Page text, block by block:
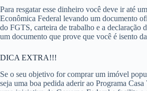
Para resgatar esse dinheiro você deve ir até
Econômica Federal levando um documento
do FGTS, carteira de trabalho e a declaração
um documento que prove que você é isento
DICA EXTRA!!!
Se o seu objetivo for comprar um imóvel
seja uma boa pedida aderir ao Programa